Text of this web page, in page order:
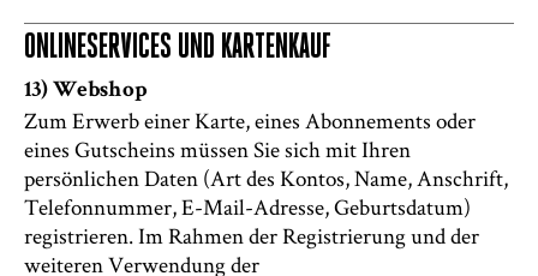
ONLINESERVICES UND KARTENKAUF
13) Webshop
Zum Erwerb einer Karte, eines Abonnements oder
eines Gutscheins müssen Sie sich mit Ihren
persönlichen Daten (Art des Kontos, Name, Anschrift,
Telefonnummer, E-Mail-Adresse, Geburtsdatum)
registrieren. Im Rahmen der Registrierung und der
weiteren Verwendung der